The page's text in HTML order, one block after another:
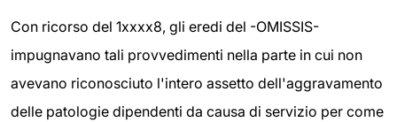
Con ricorso del 1xxxx8, gli eredi del -OMISSIS-
impugnavano tali provvedimenti nella parte in cui non
avevano riconosciuto l'intero assetto dell'aggravamento
delle patologie dipendenti da causa di servizio per come